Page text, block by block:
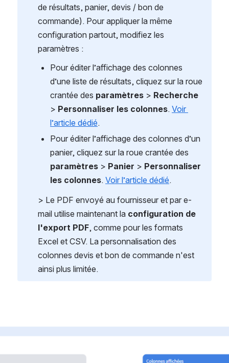
de résultats, panier, devis / bon de
commande). Pour appliquer la même
configuration partout, modifiez les
paramètres :
Pour éditer l’affichage des colonnes
d’une liste de résultats, cliquez sur la roue
crantée des paramètres > Recherche
> Personnaliser les colonnes. Voir
l’article dédié.
Pour éditer l’affichage des colonnes d’un
paramètres > Panier > Personnaliser
les colonnes. Voir l’article dédié.
> Le PDF envoyé au fournisseur et par e-
mail utilise maintenant la configuration de
l'export PDF, comme pour les formats
Excel et CSV. La personnalisation des
colonnes devis et bon de commande n'est
ainsi plus limitée.